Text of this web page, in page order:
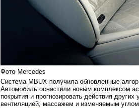
Фото Mercedes
Система MBUX получила обновленные
Автомобиль оснастили новым комплексом
покрытия и прогнозировать действия
вентиляцией, массажем и изменяемым углом